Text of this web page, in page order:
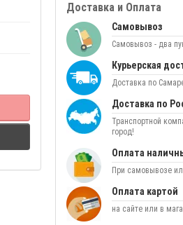
Доставка и Оплата
Самовывоз
Самовывоз - два
Курьерская
Доставка по
Доставка по
Транспортной
город!
Оплата
При самовывозе
Оплата картой
на сайте или в